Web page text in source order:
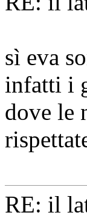
sì eva
infatti i
dove le
RE: il